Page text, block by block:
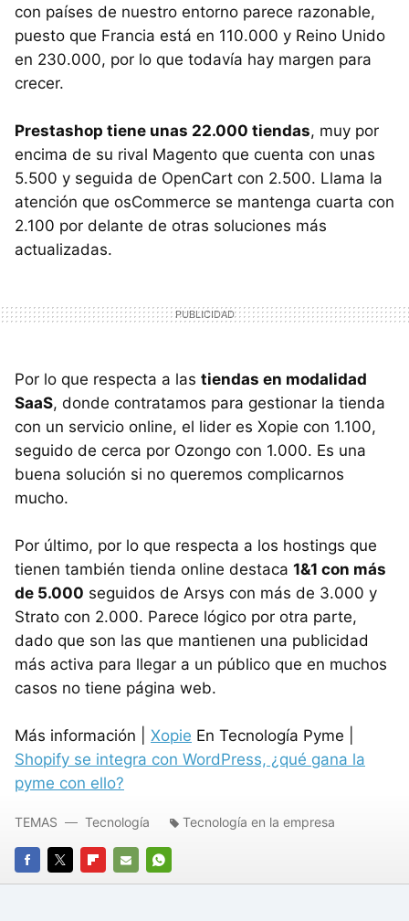
con países de nuestro entorno parece razonable,
puesto que Francia está en 110.000 y Reino Unido
en 230.000, por lo que todavía hay margen para
crecer.
Prestashop tiene unas 22.000 tiendas, muy por
encima de su rival Magento que cuenta con unas
5.500 y seguida de OpenCart con 2.500. Llama la
atención que osCommerce se mantenga cuarta con
2.100 por delante de otras soluciones más
actualizadas.
Por lo que respecta a las tiendas en modalidad
SaaS, donde contratamos para gestionar la tienda
con un servicio online, el lider es Xopie con 1.100,
seguido de cerca por Ozongo con 1.000. Es una
buena solución si no queremos complicarnos
mucho.
Por último, por lo que respecta a los hostings que
tienen también tienda online destaca 1&1 con más
de 5.000 seguidos de Arsys con más de 3.000 y
Strato con 2.000. Parece lógico por otra parte,
dado que son las que mantienen una publicidad
más activa para llegar a un público que en muchos
casos no tiene página web.
Más información | Xopie En Tecnología Pyme |
Shopify se integra con WordPress, ¿qué gana la
pyme con ello?
FACEBOOK
TWITTERFLIPBOARD
E-
WHATSAPP
TEMAS Tecnología Tecnología en la empresa